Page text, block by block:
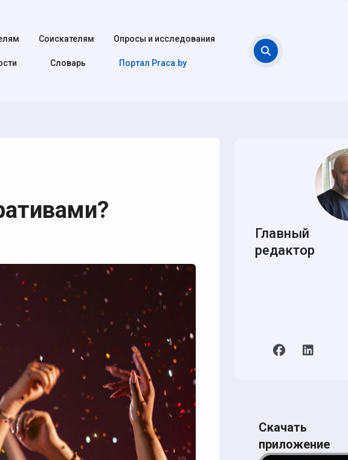
Соискателям Опросы и исследования
Cловарь Портал Praca.by
Главный
редактор
Скачать
приложение